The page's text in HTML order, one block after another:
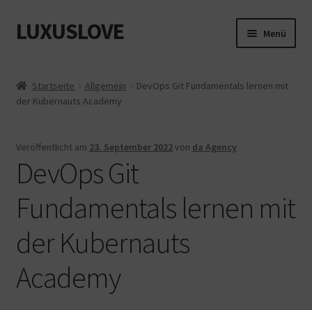
Zur
Navigation
Zum
Inhalt
LUXUSLOVE Menü
Cookie-Richtlinie (EU)
Datenschutz
Impressum
Kasse
Mein Konto
Shop
Startseite Allgemein
DevOps Git Fundamentals lernen mit
der Kubernauts Academy
Veröffentlicht am 23. September 2022von da Agency
DevOps Git
Fundamentals lernen mit
der Kubernauts
Academy